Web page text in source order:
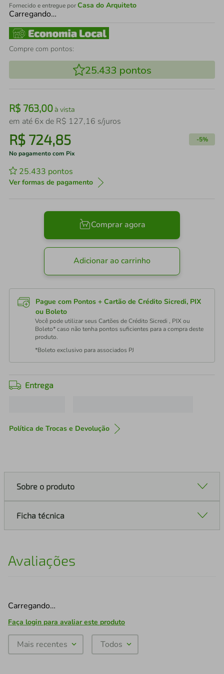
Fornecido e entregue porCasa do Arquiteto
Carregando…
Compre com pontos:
25.433 pontos
R$ 763,00à vista
em até 6x de R$ 127,16 s/juros
R$ 724,85 -5%
No pagamento com Pix
25.433 pontos
Ver formas de pagamento
Comprar agora
Adicionar ao carrinho
Pague com Pontos + Cartão de Crédito Sicredi, PIX
ou Boleto
Você pode utilizar seus Cartões de Crédito Sicredi , PIX ou
Boleto* caso não tenha pontos suficientes para a compra deste
produto.
*Boleto exclusivo para associados PJ
Entrega
Política de Trocas e Devolução
Sobre o produto
Ficha técnica
Avaliações
Carregando…
Faça login para avaliar este produto
Mais recentes Todos